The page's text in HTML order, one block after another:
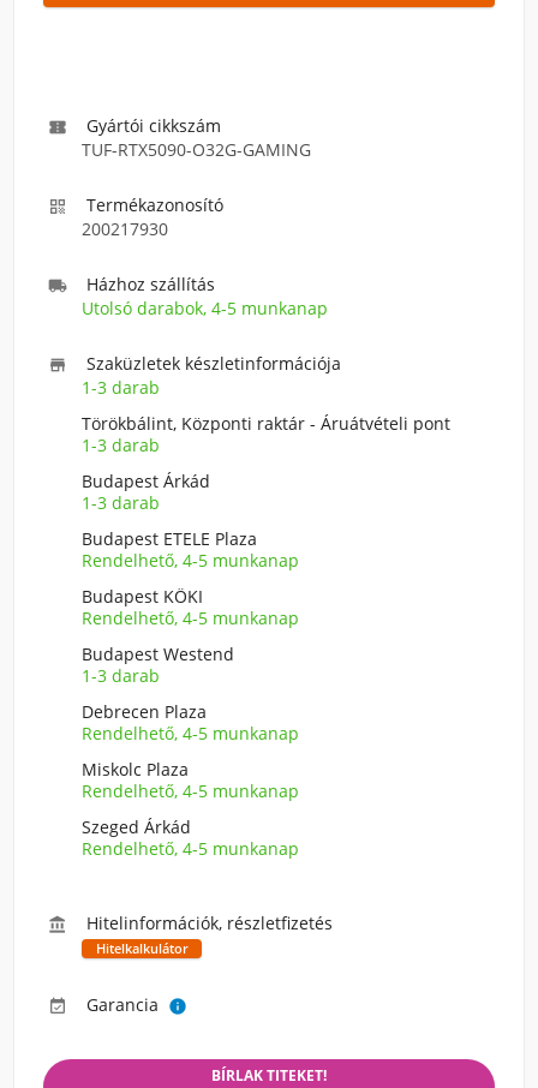

Gyártói cikkszám
TUF-RTX5090-O32G-GAMING

Termékazonosító
200217930

Házhoz szállítás
Utolsó darabok, 4-5 munkanap

Szaküzletek készletinformációja
1-3 darab
Törökbálint, Központi raktár - Áruátvételi pont
1-3 darab
Budapest Árkád
1-3 darab
Budapest ETELE Plaza
Rendelhető, 4-5 munkanap
Budapest KÖKI
Rendelhető, 4-5 munkanap
Budapest Westend
1-3 darab
Debrecen Plaza
Rendelhető, 4-5 munkanap
Miskolc Plaza
Rendelhető, 4-5 munkanap
Szeged Árkád
Rendelhető, 4-5 munkanap
 Hitelinformációk, részletfizetés
Hitelkalkulátor
 Garancia 
BÍRLAK TITEKET!